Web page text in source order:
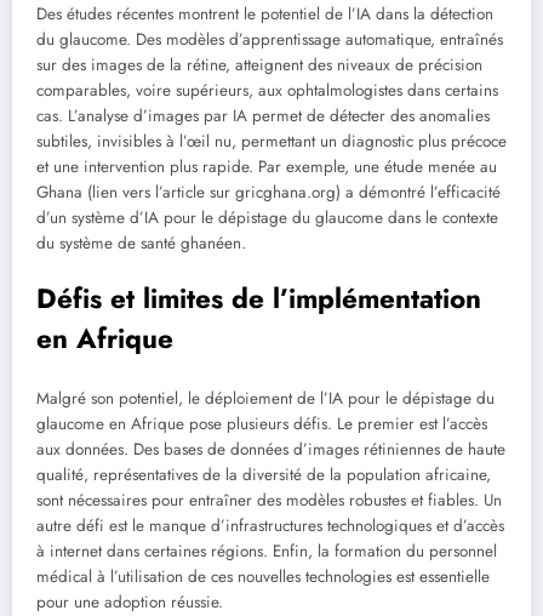
Des études récentes montrent le potentiel de l’IA dans la détection
du glaucome. Des modèles d’apprentissage automatique, entraînés
sur des images de la rétine, atteignent des niveaux de précision
comparables, voire supérieurs, aux ophtalmologistes dans certains
cas. L’analyse d’images par IA permet de détecter des anomalies
subtiles, invisibles à l’œil nu, permettant un diagnostic plus précoce
et une intervention plus rapide. Par exemple, une étude menée au
Ghana (lien vers l’article sur gricghana.org) a démontré l’efficacité
d’un système d’IA pour le dépistage du glaucome dans le contexte
du système de santé ghanéen.
Défis et limites de l’implémentation
en Afrique
Malgré son potentiel, le déploiement de l’IA pour le dépistage du
glaucome en Afrique pose plusieurs défis. Le premier est l’accès
aux données. Des bases de données d’images rétiniennes de haute
qualité, représentatives de la diversité de la population africaine,
sont nécessaires pour entraîner des modèles robustes et fiables. Un
autre défi est le manque d’infrastructures technologiques et d’accès
à internet dans certaines régions. Enfin, la formation du personnel
médical à l’utilisation de ces nouvelles technologies est essentielle
pour une adoption réussie.